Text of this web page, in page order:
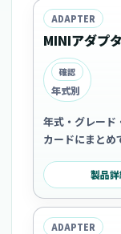
ADAPTER
MINIアダプ
確認
年式別
年式・グレード
カードにまとめ
製品詳
ADAPTER